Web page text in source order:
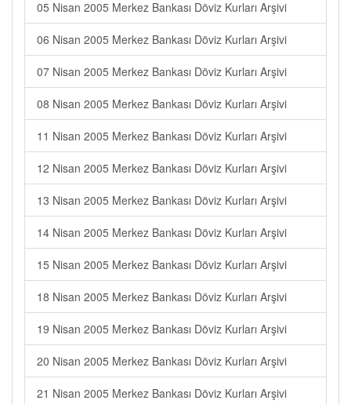
05 Nisan 2005 Merkez Bankası Döviz Kurları Arşivi
06 Nisan 2005 Merkez Bankası Döviz Kurları Arşivi
07 Nisan 2005 Merkez Bankası Döviz Kurları Arşivi
08 Nisan 2005 Merkez Bankası Döviz Kurları Arşivi
11 Nisan 2005 Merkez Bankası Döviz Kurları Arşivi
12 Nisan 2005 Merkez Bankası Döviz Kurları Arşivi
13 Nisan 2005 Merkez Bankası Döviz Kurları Arşivi
14 Nisan 2005 Merkez Bankası Döviz Kurları Arşivi
15 Nisan 2005 Merkez Bankası Döviz Kurları Arşivi
18 Nisan 2005 Merkez Bankası Döviz Kurları Arşivi
19 Nisan 2005 Merkez Bankası Döviz Kurları Arşivi
20 Nisan 2005 Merkez Bankası Döviz Kurları Arşivi
21 Nisan 2005 Merkez Bankası Döviz Kurları Arşivi